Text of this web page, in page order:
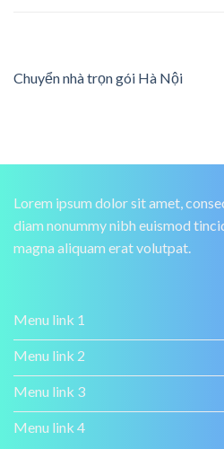
Chuyển nhà trọn gói Hà Nội
Lorem ipsum dolor sit amet,
diam nonummy nibh euismod
magna aliquam erat volutpat.
Menu link 1
Menu link 2
Menu link 3
Menu link 4